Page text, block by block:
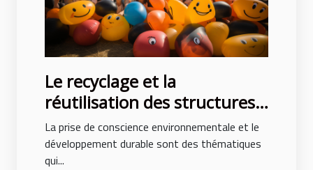
Le recyclage et la
réutilisation des structures
gonflables après des
événements
La prise de conscience environnementale et le
développement durable sont des thématiques
qui...